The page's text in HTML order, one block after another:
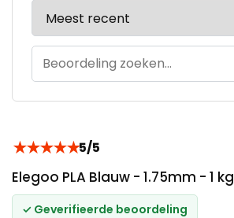
★★★★★5/5
Elegoo PLA Blauw - 1.75mm - 1 kg
✓ Geverifieerde beoordeling